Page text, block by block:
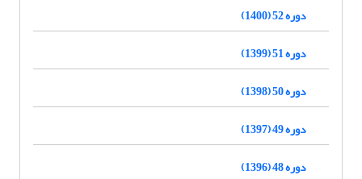
دوره 52 (1400)
دوره 51 (1399)
دوره 50 (1398)
دوره 49 (1397)
دوره 48 (1396)